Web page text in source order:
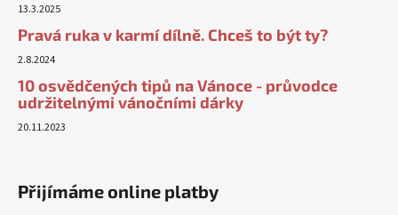
13.3.2025
Pravá ruka v karmí dílně. Chceš to být ty?
2.8.2024
10 osvědčených tipů na Vánoce - průvodce
udržitelnými vánočními dárky
20.11.2023
Přijímáme online platby